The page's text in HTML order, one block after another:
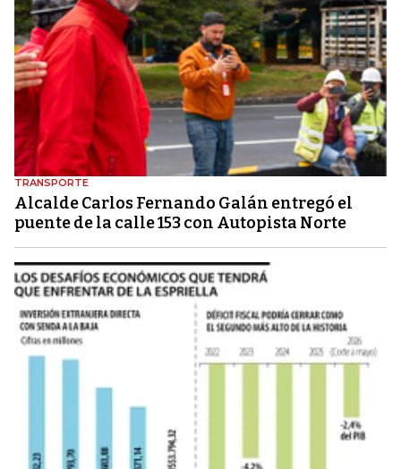
TRANSPORTE
Alcalde Carlos Fernando Galán entregó el
puente de la calle 153 con Autopista Norte